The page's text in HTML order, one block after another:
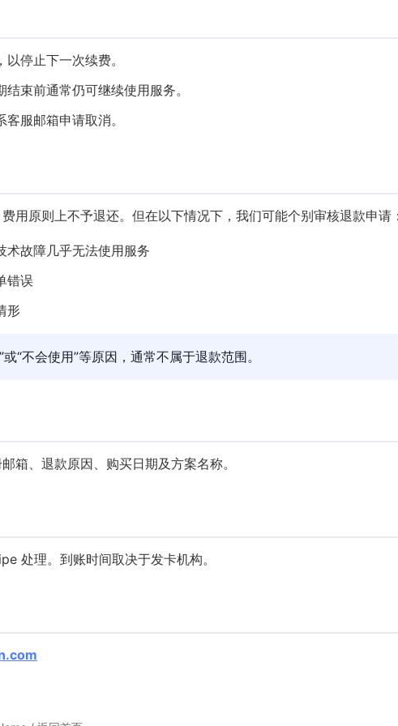
停止下一次续费。
束前通常仍可继续使用服务。
服邮箱申请取消。
用原则上不予退还。但在以下情况下，我们可能个别审核退款申请
术故障几乎无法使用服务
错误
形
“不会使用”等原因，通常不属于退款范围。
箱、退款原因、购买日期及方案名称。
处理。到账时间取决于发卡机构。